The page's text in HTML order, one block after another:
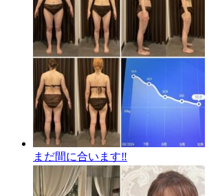
まだ間に合います‼️